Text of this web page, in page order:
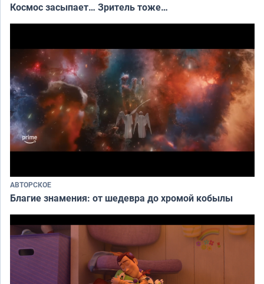
Космос засыпает… Зритель тоже…
АВТОРСКОЕ
Благие знамения: от шедевра до хромой кобылы